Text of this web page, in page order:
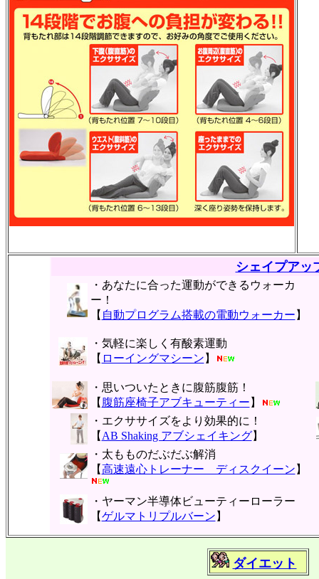
シェイプアッ
・あなたに合った運動ができるウォーカ
ー！
【 自動プログラム搭載の電動ウォーカー 】
・気軽に楽しく有酸素運動
【 ローイングマシーン 】
・思いついたときに腹筋腹筋！
【 腹筋座椅子アブキューティー 】
・エクササイズをより効果的に！
【 AB Shaking アブシェイキング】
・太もものだぶだぶ解消
【高速遠心トレーナー ディスクイーン 】
・ヤーマン半導体ビューティーローラー
【ゲルマトリプルバーン 】
ダイエット